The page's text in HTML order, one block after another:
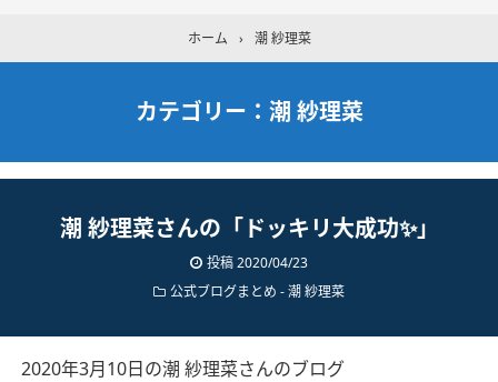
ホーム › 潮 紗理菜
カテゴリー：潮 紗理菜
潮 紗理菜さんの「ドッキリ大成功✨」
投稿 2020/04/23
公式ブログまとめ -潮 紗理菜
2020年3月10日の潮 紗理菜さんのブログ